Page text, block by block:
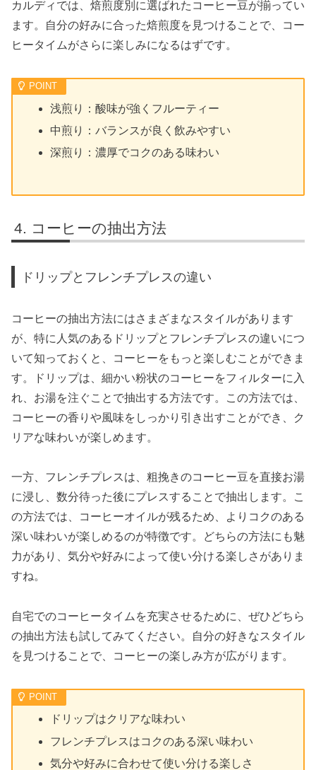
カルディでは、焙煎度別に選ばれたコーヒー豆が揃ってい
ます。自分の好みに合った焙煎度を見つけることで、コー
ヒータイムがさらに楽しみになるはずです。
浅煎り：酸味が強くフルーティー
中煎り：バランスが良く飲みやすい
深煎り：濃厚でコクのある味わい
コーヒーの抽出方法
ドリップとフレンチプレスの違い
コーヒーの抽出方法にはさまざまなスタイルがあります
が、特に人気のあるドリップとフレンチプレスの違いにつ
いて知っておくと、コーヒーをもっと楽しむことができま
す。ドリップは、細かい粉状のコーヒーをフィルターに入
れ、お湯を注ぐことで抽出する方法です。この方法では、
コーヒーの香りや風味をしっかり引き出すことができ、ク
リアな味わいが楽しめます。
一方、フレンチプレスは、粗挽きのコーヒー豆を直接お湯
に浸し、数分待った後にプレスすることで抽出します。こ
の方法では、コーヒーオイルが残るため、よりコクのある
深い味わいが楽しめるのが特徴です。どちらの方法にも魅
力があり、気分や好みによって使い分ける楽しさがありま
すね。
自宅でのコーヒータイムを充実させるために、ぜひどちら
の抽出方法も試してみてください。自分の好きなスタイル
を見つけることで、コーヒーの楽しみ方が広がります。
ドリップはクリアな味わい
フレンチプレスはコクのある深い味わい
気分や好みに合わせて使い分ける楽しさ